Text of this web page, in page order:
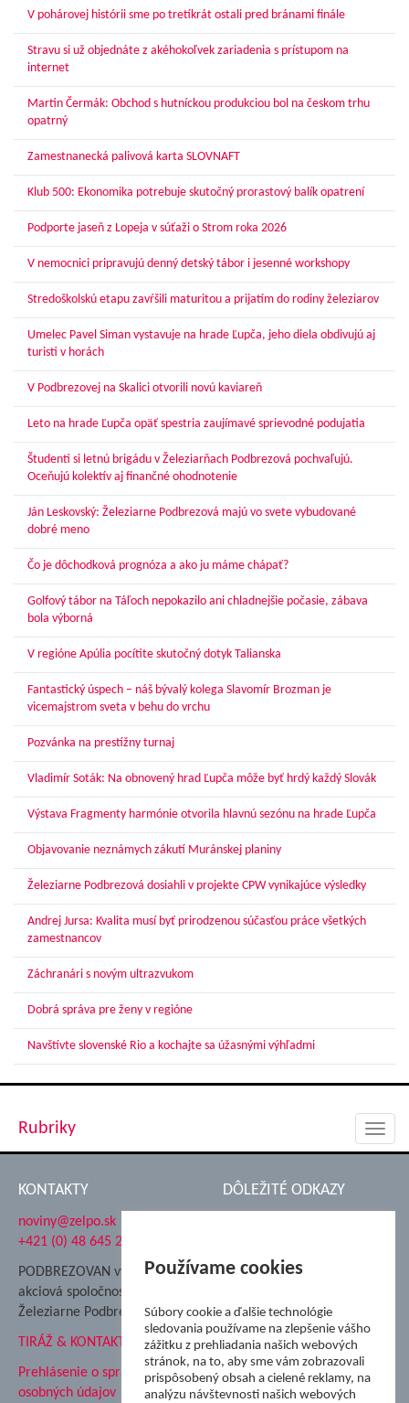
V pohárovej histórii sme po tretíkrát ostali pred bránami finále
Stravu si už objednáte z akéhokoľvek zariadenia s prístupom na
internet
Martin Čermák: Obchod s hutníckou produkciou bol na českom trhu
opatrný
Zamestnanecká palivová karta SLOVNAFT
Klub 500: Ekonomika potrebuje skutočný prorastový balík opatrení
Podporte jaseň z Lopeja v súťaži o Strom roka 2026
V nemocnici pripravujú denný detský tábor i jesenné workshopy
Stredoškolskú etapu zavŕšili maturitou a prijatím do rodiny železiarov
Umelec Pavel Siman vystavuje na hrade Ľupča, jeho diela obdivujú aj
turisti v horách
V Podbrezovej na Skalici otvorili novú kaviareň
Leto na hrade Ľupča opäť spestria zaujímavé sprievodné podujatia
Študenti si letnú brigádu v Železiarňach Podbrezová pochvaľujú.
Oceňujú kolektív aj finančné ohodnotenie
Ján Leskovský: Železiarne Podbrezová majú vo svete vybudované
dobré meno
Čo je dôchodková prognóza a ako ju máme chápať?
Golfový tábor na Táľoch nepokazilo ani chladnejšie počasie, zábava
bola výborná
V regióne Apúlia pocítite skutočný dotyk Talianska
Fantastický úspech – náš bývalý kolega Slavomír Brozman je
vicemajstrom sveta v behu do vrchu
Pozvánka na prestížny turnaj
Vladimír Soták: Na obnovený hrad Ľupča môže byť hrdý každý Slovák
Výstava Fragmenty harmónie otvorila hlavnú sezónu na hrade Ľupča
Objavovanie neznámych zákutí Muránskej planiny
Železiarne Podbrezová dosiahli v projekte CPW vynikajúce výsledky
Andrej Jursa: Kvalita musí byť prirodzenou súčasťou práce všetkých
zamestnancov
Záchranári s novým ultrazvukom
Dobrá správa pre ženy v regióne
Navštívte slovenské Rio a kochajte sa úžasnými výhľadmi
Rubriky
KONTAKTY
noviny@zelpo.sk
+421 (0) 48 645 2711
PODBREZOVAN vydáva
akciová spoločnosť
Železiarne Podbrezová
TIRÁŽ & KONTAKT
Prehlásenie o spracovaní
osobných údajov
DÔLEŽITÉ ODKAZY
Nadácia Železiarne
ŽP Informatika s.r.o.
ŠK Železiarne Podbrezová
Tále a.s.
Používame cookies
Súbory cookie a ďalšie technológie
sledovania používame na zlepšenie vášho
zážitku z prehliadania našich webových
stránok, na to, aby sme vám zobrazovali
prispôsobený obsah a cielené reklamy, na
analýzu návštevnosti našich webových